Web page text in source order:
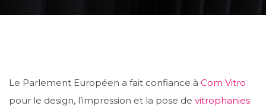
Le Parlement Européen a fait confiance à Com Vitro
pour le design, l’impression et la pose de vitrophanies